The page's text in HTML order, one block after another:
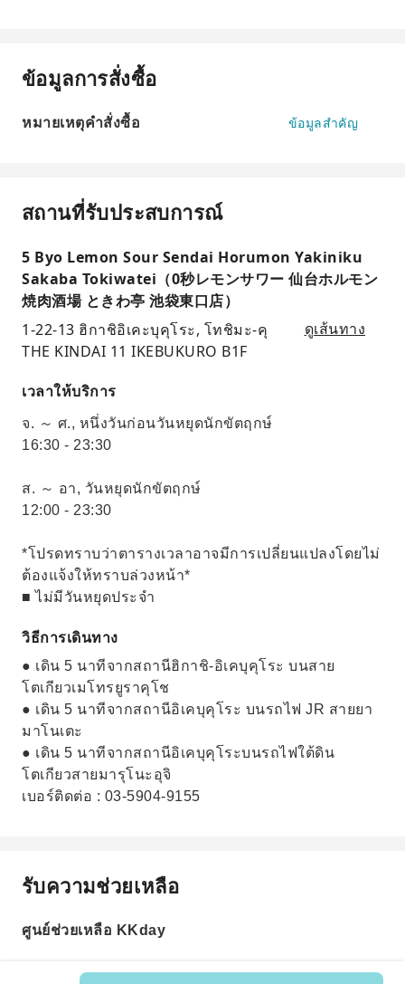
ข้อมูลการสั่งซื้อ
หมายเหตุคำสั่งซื้อ ข้อมูลสำคัญ
สถานที่รับประสบการณ์
5 Byo Lemon Sour Sendai Horumon Yakiniku
Sakaba Tokiwatei（0秒レモンサワー 仙台ホルモン
焼肉酒場 ときわ亭 池袋東口店）
1-22-13 ฮิกาชิอิเคะบุคุโระ, โทชิมะ-คุ
THE KINDAI 11 IKEBUKURO B1F
ดูเส้นทาง
เวลาให้บริการ
จ. ～ ศ., หนึ่งวันก่อนวันหยุดนักขัตฤกษ์
16:30 - 23:30
ส. ～ อา, วันหยุดนักขัตฤกษ์
12:00 - 23:30
*โปรดทราบว่าตารางเวลาอาจมีการเปลี่ยนแปลงโดยไม่
ต้องแจ้งให้ทราบล่วงหน้า*
■ ไม่มีวันหยุดประจำ
วิธีการเดินทาง
● เดิน 5 นาทีจากสถานีฮิกาชิ-อิเคบุคุโระ บนสาย
โตเกียวเมโทรยูราคุโช
● เดิน 5 นาทีจากสถานีอิเคบุคุโระ บนรถไฟ JR สายยา
มาโนเตะ
● เดิน 5 นาทีจากสถานีอิเคบุคุโระบนรถไฟใต้ดิน
โตเกียวสายมารุโนะอุจิ
เบอร์ติดต่อ : 03-5904-9155
รับความช่วยเหลือ
ศูนย์ช่วยเหลือ KKday